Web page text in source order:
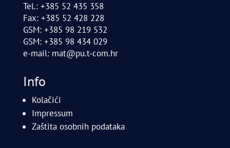
Tel.: +385 52 435 358
Fax: +385 52 428 228
GSM: +385 98 219 532
GSM: +385 98 434 029
e-mail: mat@pu.t-com.hr
Info
Kolačići
Impressum
Zaštita osobnih podataka